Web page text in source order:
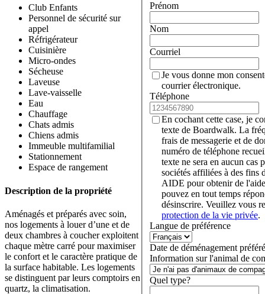
Club Enfants
Personnel de sécurité sur
appel
Réfrigérateur
Cuisinière
Micro-ondes
Sécheuse
Laveuse
Lave-vaisselle
Eau
Chauffage
Chats admis
Chiens admis
Immeuble multifamilial
Stationnement
Espace de rangement
Description de la propriété
Aménagés et préparés avec soin,
nos logements à louer d’une et de
deux chambres à coucher exploitent
chaque mètre carré pour maximiser
le confort et le caractère pratique de
la surface habitable. Les logements
se distinguent par leurs comptoirs en
quartz, la climatisation.
Prénom
Nom
Courriel
Je vous donne mon
courrier électronique.
Téléphone
En cochant cette case, je
texte de Boardwalk. La
frais de messagerie et de
numéro de téléphone
texte ne sera en aucun cas
sociétés affiliées à des fins
AIDE pour obtenir de
pouvez en tout temps
désinscrire. Veuillez vous
protection de la vie privée.
Langue de préférence
Date de déménagement
Information sur l'animal de
Quel type?